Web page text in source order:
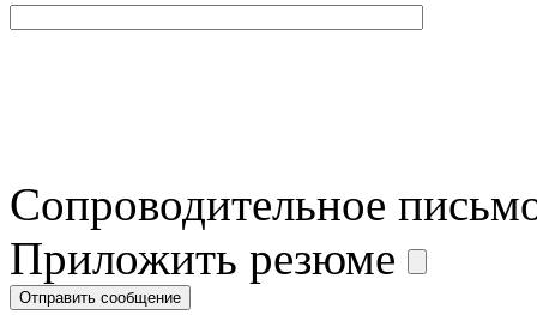
Сопроводительное
Приложить резюме